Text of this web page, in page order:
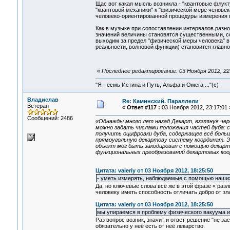
Щас вот какая мысль возникла - "квантовые
"квантовой механики" к "физической мере
человеко-ориентированной процедуры
Как в музыке при сопоставлении интервалов
значений величины становятся существенными,
выходим за предел "физической меры человека"
реальности, волновой функции) становится
« Последнее редактирование: 03 Ноября 2012,
"Я - есмь Истина и Путь, Альфа и Омега ..."(с)
Владислав
Ветеран
Сообщений: 2486
Re: Каминский. Параллели
« Ответ #117 : 03 Ноября 2012, 23:17:01
«Однажды много лет назад Декарт, взглянув
можно задать числами положения частей
получить оцифровки дуба, содержащее всё
прямоугольную декартову систему
объект мог быть закодирован с помощью
функциональных преобразований декартовых
Цитата: valeriy от 03 Ноября 2012, 18:25:50
- уметь измерять, наблюдаемые с помощью
Да, но ключевые слова всё же в этой фразе «
человеку иметь способность отличать добро от
Цитата: valeriy от 03 Ноября 2012, 18:25:50
мы упираемся в проблему физического вакуума
Раз вопрос возник, значит и ответ-решение "не
обязательно у неё есть от неё лекарство.